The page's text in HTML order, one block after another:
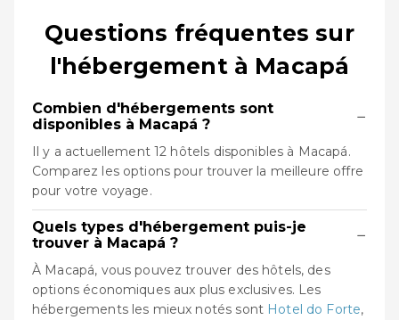
Questions fréquentes sur
l'hébergement à Macapá
Combien d'hébergements sont
disponibles à Macapá ?
−
Il y a actuellement 12 hôtels disponibles à Macapá.
Comparez les options pour trouver la meilleure offre
pour votre voyage.
Quels types d'hébergement puis-je
trouver à Macapá ?
−
À Macapá, vous pouvez trouver des hôtels, des
options économiques aux plus exclusives. Les
hébergements les mieux notés sont Hotel do Forte,